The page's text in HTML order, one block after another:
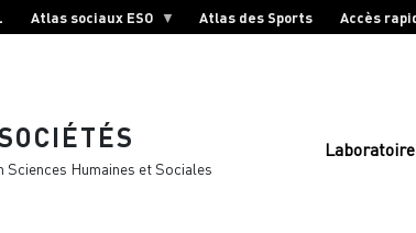
Atlas sociaux ESO Atlas des Sports Accès
Humaines et Sociales
Laboratoire